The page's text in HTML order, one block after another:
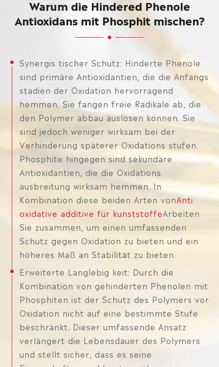
Warum die Hindered Phenole
Antioxidans mit Phosphit mischen?
Synergis tischer Schutz: Hinderte Phenole
sind primäre Antioxidantien, die die Anfangs
stadien der Oxidation hervorragend
hemmen. Sie fangen freie Radikale ab, die
den Polymer abbau auslösen können. Sie
sind jedoch weniger wirksam bei der
Verhinderung späterer Oxidations stufen.
Phosphite hingegen sind sekundäre
Antioxidantien, die die Oxidations
ausbreitung wirksam hemmen. In
Kombination diese beiden Arten vonAnti
oxidative additive für kunststoffeArbeiten
Sie zusammen, um einen umfassenden
Schutz gegen Oxidation zu bieten und ein
höheres Maß an Stabilität zu bieten.
Erweiterte Langlebig keit: Durch die
Kombination von gehinderten Phenolen mit
Phosphiten ist der Schutz des Polymers vor
Oxidation nicht auf eine bestimmte Stufe
beschränkt. Dieser umfassende Ansatz
verlängert die Lebensdauer des Polymers
und stellt sicher, dass es seine